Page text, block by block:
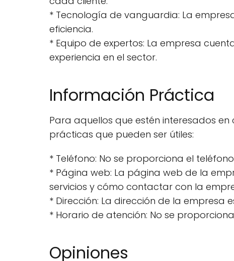
* Tecnología de vanguardia: La
eficiencia.
* Equipo de expertos: La empresa
experiencia en el sector.
Información Práctica
Para aquellos que estén interesados
prácticas que pueden ser útiles:
* Teléfono: No se proporciona el
* Página web: La página web de la
servicios y cómo contactar con la
* Dirección: La dirección de la empresa
* Horario de atención: No se
Opiniones